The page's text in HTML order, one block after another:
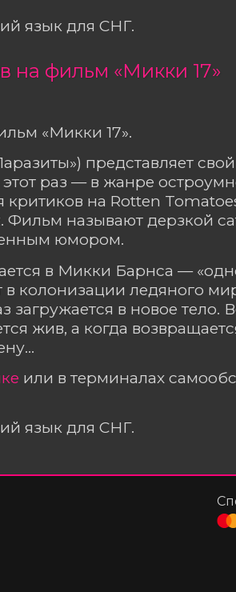
язык для СНГ.
на фильм «Микки 17»
«Микки 17».
представляет
раз — в жанре
критиков на Rotten
Фильм называют дерзкой
юмором.
в Микки Барнса —
в колонизации ледяного
загружается в новое тело.
жив, а когда
или в терминалах
язык для СНГ.